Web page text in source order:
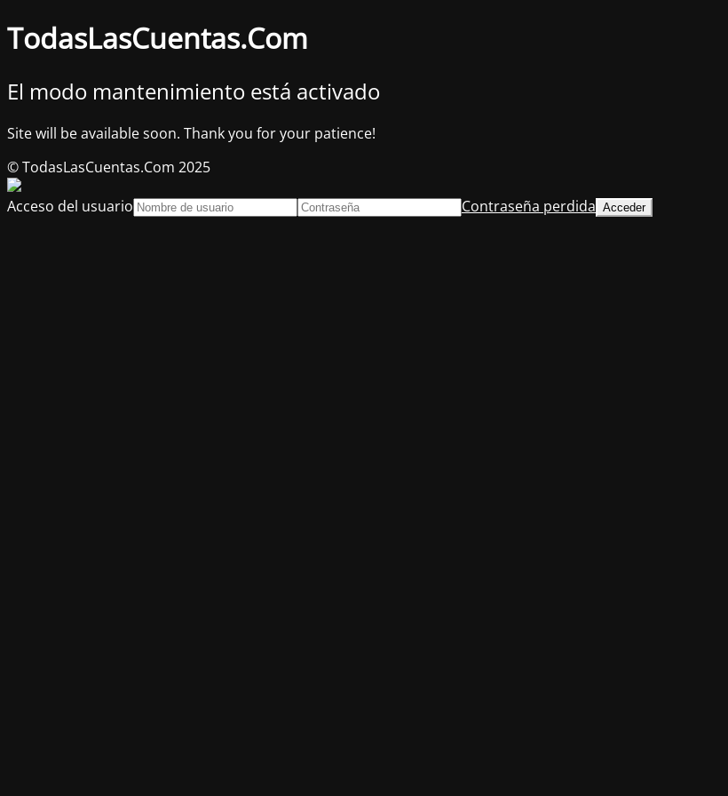
TodasLasCuentas.Com
El modo mantenimiento está activado
Site will be available soon. Thank you for your patience!
© TodasLasCuentas.Com 2025
Acceso del usuario
Contraseña perdida